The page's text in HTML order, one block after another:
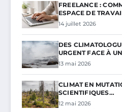
FREELANCE :
ESPACE DE
14 juillet 2026
DES
URGENT FACE À
13 mai 2026
CLIMAT EN
SCIENTIFIQUES…
12 mai 2026